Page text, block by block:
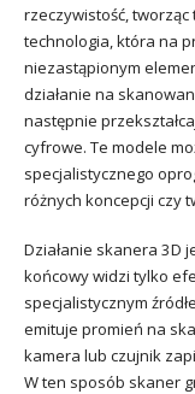
rzeczywistość,
technologia, która na
niezastąpionym
działanie na
następnie
cyfrowe. Te modele
specjalistycznego
różnych koncepcji czy
Działanie skanera 3D
końcowy widzi tylko
specjalistycznym
emituje promień na
kamera lub czujnik
W ten sposób skaner